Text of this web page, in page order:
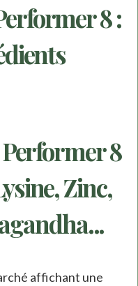
8 :
8
Zinc,
affichant une